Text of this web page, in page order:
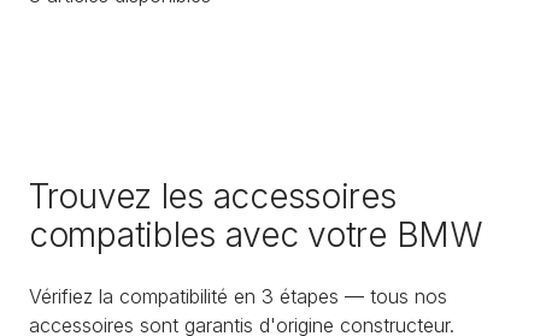
Trouvez les accessoires
compatibles avec votre BMW
Vérifiez la compatibilité en 3 étapes — tous nos
accessoires sont garantis d'origine constructeur.